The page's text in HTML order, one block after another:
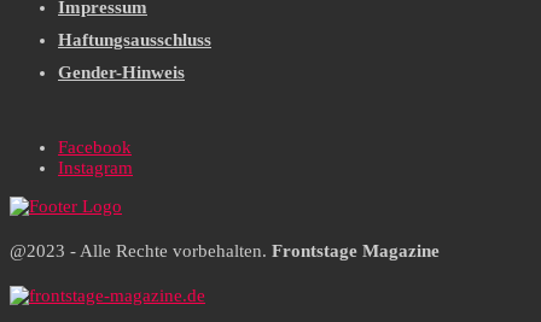
Impressum
Haftungsausschluss
Gender-Hinweis
Facebook
Instagram
@2023 - Alle Rechte vorbehalten. Frontstage Magazine